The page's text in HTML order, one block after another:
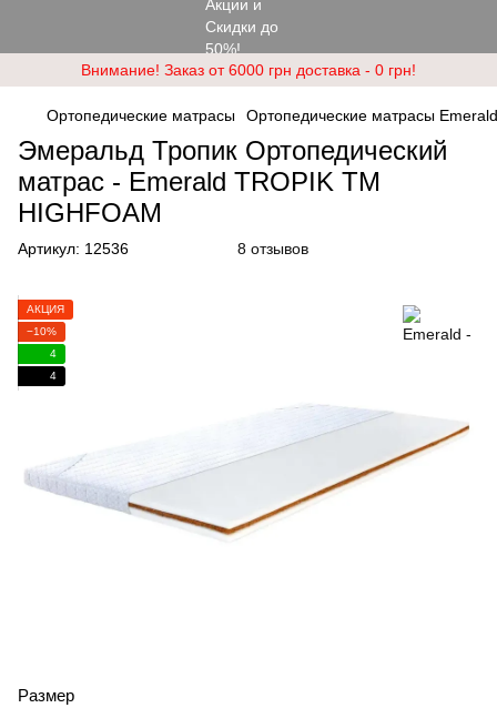
Внимание! Заказ от 6000 грн доставка - 0 грн!
Ортопедические матрасы Ортопедические матрасы Emerald
Эмеральд Тропик Ортопедический
матраc - Emerald TROPIK ТМ
HIGHFOAM
Артикул: 12536 8 отзывов
АКЦИЯ
−10%
4
4
Размер